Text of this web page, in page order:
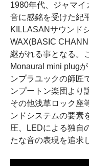
1980年代、ジャマ
音に感銘を受けた紀
KILLASANサウンド
WAX(BASIC
継がれる事となる。
Monaural mini plug
ンプラユックの師匠
ンプートン楽団より
その他浅草ロック座
ンドシステムの要素
圧、LEDによる独自
たな音の表現を追求